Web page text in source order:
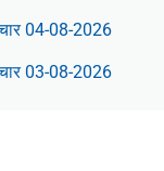
04-08-2026
03-08-2026